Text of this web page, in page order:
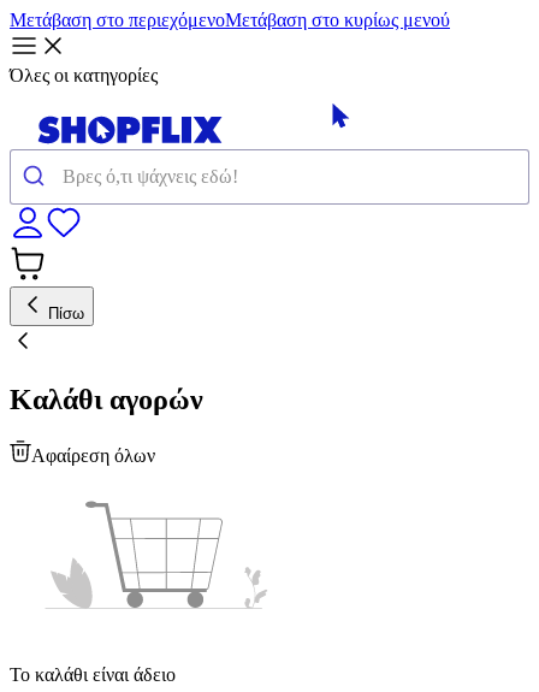
Μετάβαση στο περιεχόμενοΜετάβαση στο κυρίως μενού
Όλες οι κατηγορίες
Πίσω
Καλάθι αγορών
Αφαίρεση όλων
Το καλάθι είναι άδειο